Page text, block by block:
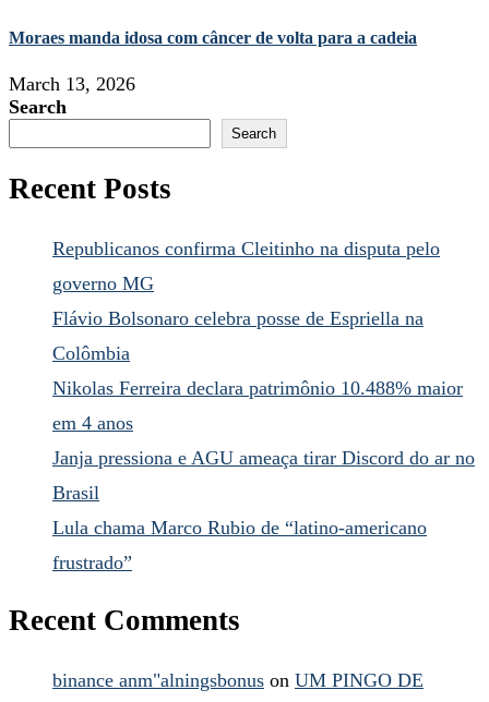
Moraes manda idosa com câncer de volta para a cadeia
March 13, 2026
Search
Search
Recent Posts
Republicanos confirma Cleitinho na disputa pelo
governo MG
Flávio Bolsonaro celebra posse de Espriella na
Colômbia
Nikolas Ferreira declara patrimônio 10.488% maior
em 4 anos
Janja pressiona e AGU ameaça tirar Discord do ar no
Brasil
Lula chama Marco Rubio de “latino-americano
frustrado”
Recent Comments
binance anm"alningsbonus on UM PINGO DE